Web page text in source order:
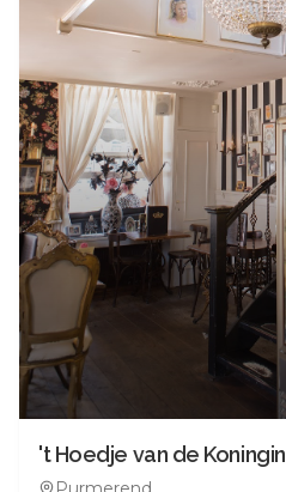
't Hoedje van de Koningin